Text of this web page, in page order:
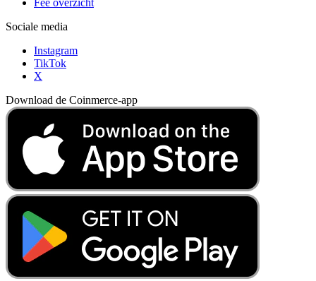
Fee overzicht
Sociale media
Instagram
TikTok
X
Download de Coinmerce-app